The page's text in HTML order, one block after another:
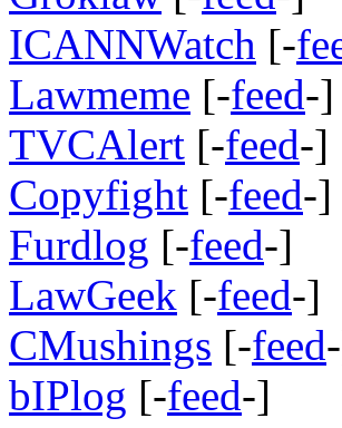
ICANNWatch [-
Lawmeme [-feed-]
TVCAlert [-feed-]
Copyfight [-feed-]
Furdlog [-feed-]
LawGeek [-feed-]
CMushings [-feed
bIPlog [-feed-]